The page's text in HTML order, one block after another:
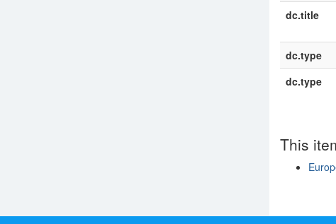
dc.title
dc.type
dc.type
This